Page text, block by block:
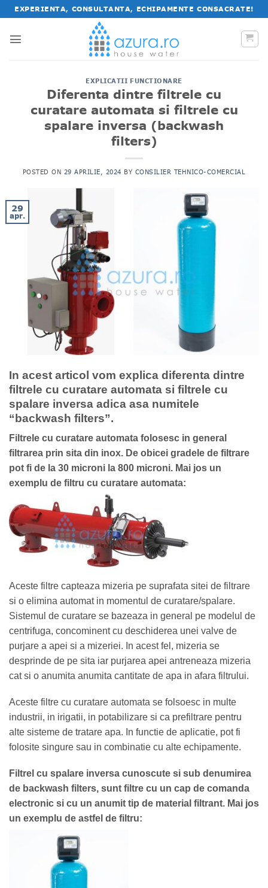
Salt
la
conținut
EXPERIENTA, CONSULTANTA, ECHIPAMENTE CONSACRATE!
EXPLICATII FUNCTIONARE
Diferenta dintre filtrele cu
curatare automata si filtrele cu
spalare inversa (backwash
filters)
POSTED ON 29 APRILIE, 2024 BY CONSILIER TEHNICO-COMERCIAL
29
apr.
In acest articol vom explica diferenta dintre
filtrele cu curatare automata si filtrele cu
spalare inversa adica asa numitele
“backwash filters”.
Filtrele cu curatare automata folosesc in general
filtrarea prin sita din inox. De obicei gradele de filtrare
pot fi de la 30 microni la 800 microni. Mai jos un
exemplu de filtru cu curatare automata:
Aceste filtre capteaza mizeria pe suprafata sitei de filtrare
si o elimina automat in momentul de curatare/spalare.
Sistemul de curatare se bazeaza in general pe modelul de
centrifuga, concominent cu deschiderea unei valve de
purjare a apei si a mizeriei. In acest fel, mizeria se
desprinde de pe sita iar purjarea apei antreneaza mizeria
cat si o anumita anumita cantitate de apa in afara filtrului.
Aceste filtre cu curatare automata se folsoesc in multe
industrii, in irigatii, in potabilizare si ca prefiltrare pentru
alte sisteme de tratare apa. In functie de aplicatie, pot fi
folosite singure sau in combinatie cu alte echipamente.
Filtrel cu spalare inversa cunoscute si sub denumirea
de backwash filters, sunt filtre cu un cap de comanda
electronic si cu un anumit tip de material filtrant. Mai jos
un exemplu de astfel de filtru: